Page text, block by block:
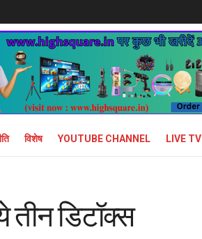
विशेष YOUTUBE CHANNEL LIVE TV
तीन डिटॉक्स